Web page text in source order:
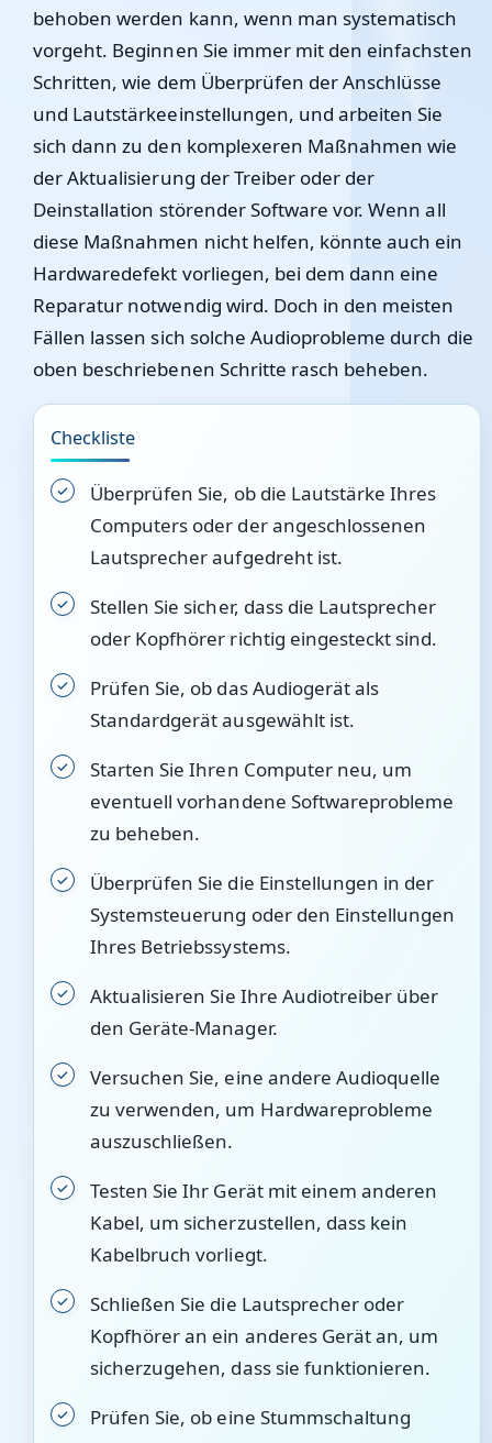
behoben werden kann, wenn man systematisch
vorgeht. Beginnen Sie immer mit den einfachsten
Schritten, wie dem Überprüfen der Anschlüsse
und Lautstärkeeinstellungen, und arbeiten Sie
sich dann zu den komplexeren Maßnahmen wie
der Aktualisierung der Treiber oder der
Deinstallation störender Software vor. Wenn all
diese Maßnahmen nicht helfen, könnte auch ein
Hardwaredefekt vorliegen, bei dem dann eine
Reparatur notwendig wird. Doch in den meisten
Fällen lassen sich solche Audioprobleme durch die
oben beschriebenen Schritte rasch beheben.
Checkliste
Überprüfen Sie, ob die Lautstärke Ihres
Computers oder der angeschlossenen
Lautsprecher aufgedreht ist.
Stellen Sie sicher, dass die Lautsprecher
oder Kopfhörer richtig eingesteckt sind.
Prüfen Sie, ob das Audiogerät als
Standardgerät ausgewählt ist.
Starten Sie Ihren Computer neu, um
eventuell vorhandene Softwareprobleme
zu beheben.
Überprüfen Sie die Einstellungen in der
Systemsteuerung oder den Einstellungen
Ihres Betriebssystems.
Aktualisieren Sie Ihre Audiotreiber über
den Geräte-Manager.
Versuchen Sie, eine andere Audioquelle
zu verwenden, um Hardwareprobleme
auszuschließen.
Testen Sie Ihr Gerät mit einem anderen
Kabel, um sicherzustellen, dass kein
Kabelbruch vorliegt.
Schließen Sie die Lautsprecher oder
Kopfhörer an ein anderes Gerät an, um
sicherzugehen, dass sie funktionieren.
Prüfen Sie, ob eine Stummschaltung